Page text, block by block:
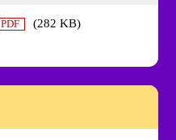
PDF (282 KB)